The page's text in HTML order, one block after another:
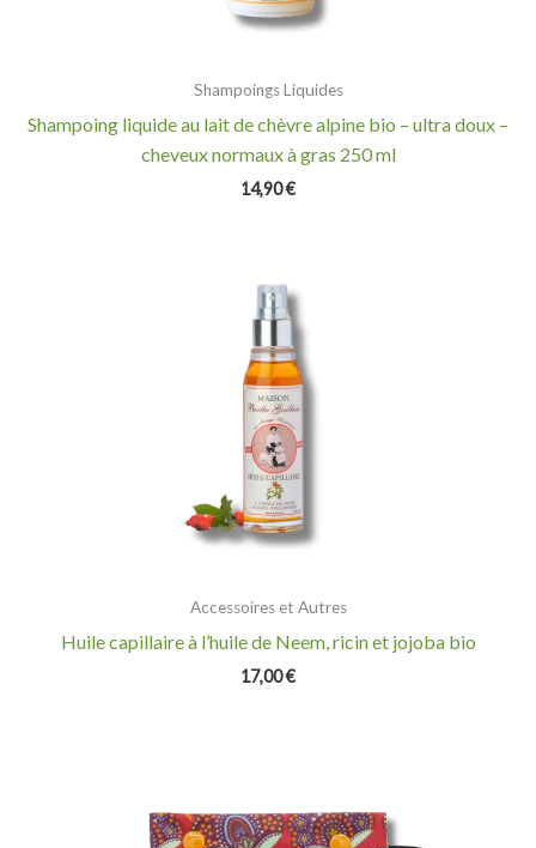
Shampoings Liquides
Shampoing liquide au lait de chèvre alpine bio – ultra doux –
cheveux normaux à gras 250 ml
14,90€
Accessoires et Autres
Huile capillaire à l’huile de Neem, ricin et jojoba bio
17,00€